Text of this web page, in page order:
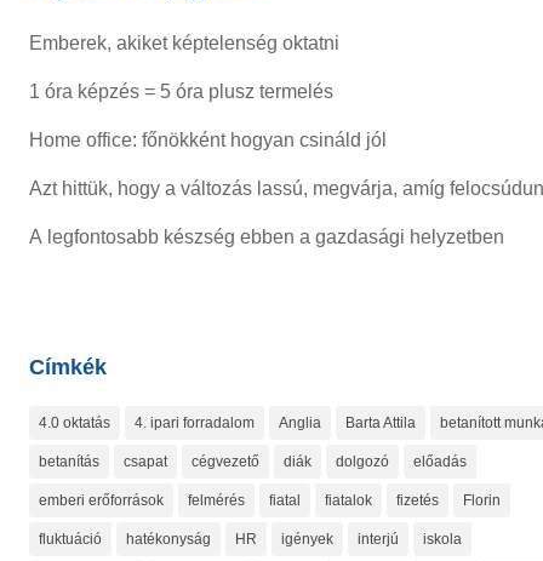
Emberek, akiket képtelenség oktatni
1 óra képzés = 5 óra plusz termelés
Home office: főnökként hogyan csináld jól
Azt hittük, hogy a változás lassú, megvárja, amíg
A legfontosabb készség ebben a gazdasági helyzetben
Címkék
4.0 oktatás 4. ipari forradalom Anglia Barta Attila betanított
betanítás csapat cégvezető diák dolgozó előadás
emberi erőforrások felmérés fiatal fiatalok fizetés Florin
fluktuáció hatékonyság HR igények interjú iskola